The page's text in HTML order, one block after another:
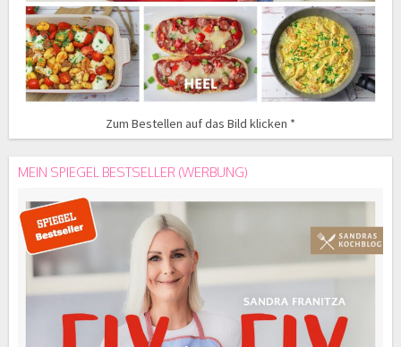
Zum Bestellen auf das Bild klicken *
MEIN SPIEGEL BESTSELLER (WERBUNG)